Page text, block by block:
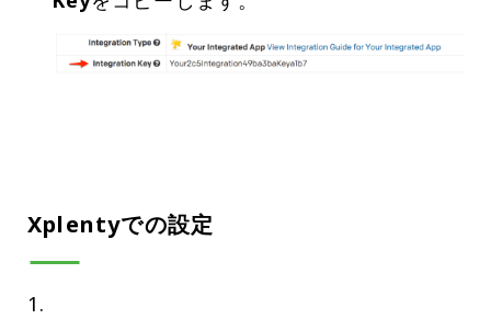
Xplentyでの設定